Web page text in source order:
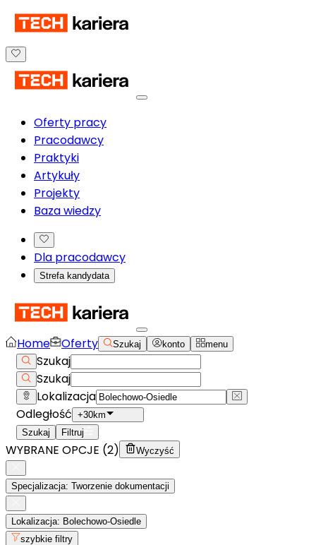
Oferty pracy
Pracodawcy
Praktyki
Artykuły
Projekty
Baza wiedzy
Dla pracodawcy
Strefa kandydata
Home Oferty Szukaj konto menu
Szukaj
Szukaj
Lokalizacja
Odległość +30km
Szukaj
Filtruj
WYBRANE OPCJE (2) Wyczyść
Specjalizacja: Tworzenie dokumentacji
Lokalizacja: Bolechowo-Osiedle
szybkie filtry